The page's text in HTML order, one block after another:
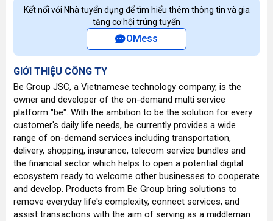
Kết nối với Nhà tuyển dụng để tìm hiểu thêm thông tin và gia
tăng cơ hội trúng tuyển
OMess
GIỚI THIỆU CÔNG TY
Be Group JSC, a Vietnamese technology company, is the
owner and developer of the on-demand multi service
platform "be". With the ambition to be the solution for every
customer's daily life needs, be currently provides a wide
range of on-demand services including transportation,
delivery, shopping, insurance, telecom service bundles and
the financial sector which helps to open a potential digital
ecosystem ready to welcome other businesses to cooperate
and develop. Products from Be Group bring solutions to
remove everyday life's complexity, connect services, and
assist transactions with the aim of serving as a middleman